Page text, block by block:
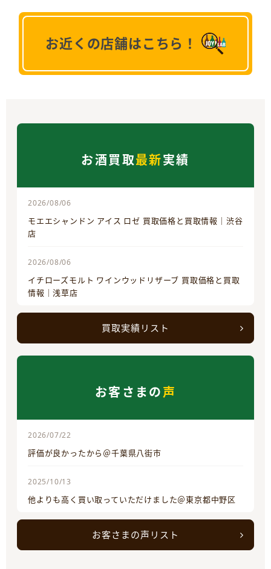
お近くの店舗はこちら！
お酒買取最新実績
2026/08/06
モエエシャンドン アイス ロゼ 買取価格と買取情報｜渋谷
店
2026/08/06
イチローズモルト ワインウッドリザーブ 買取価格と買取
情報｜浅草店
買取実績リスト
お客さまの声
2026/07/22
評価が良かったから＠千葉県八街市
2025/10/13
他よりも高く買い取っていただけました＠東京都中野区
お客さまの声リスト